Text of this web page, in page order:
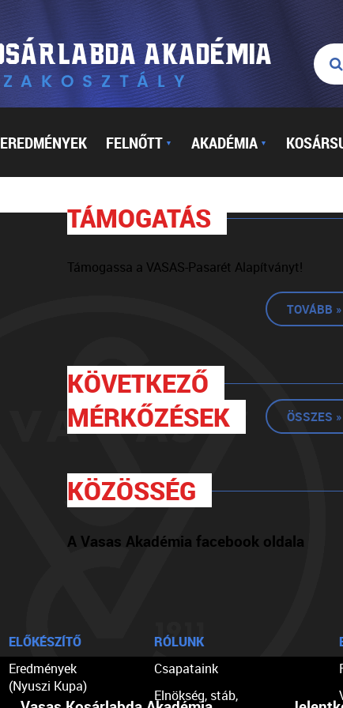
EREDMÉNYEK FELNŐTT ▼ AKADÉMIA ▼
TÁMOGATÁS
Támogassa a VASAS-Pasarét Alapítványt!
TOVÁBB »
KÖVETKEZŐ
MÉRKŐZÉSEK
ÖSSZES »
KÖZÖSSÉG
A Vasas Akadémia facebook oldala
ELŐKÉSZÍTŐ
Eredmények
(Nyuszi Kupa)
RÓLUNK
Csapataink
Elnökség, stáb,